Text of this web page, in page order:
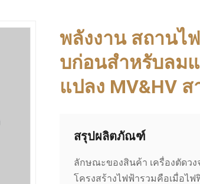
พลังงาน สถานไ
บก่อนสําหรับลมแ
แปลง MV&HV
สรุปผลิตภัณฑ์
ลักษณะของสินค้า เครื่องตัดว
โครงสร้างไฟฟ้ารวมคือเมื่อไ